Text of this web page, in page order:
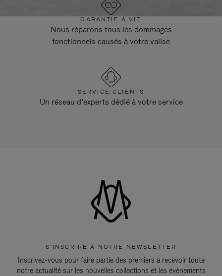
GARANTIE À VIE
Nous réparons tous les dommages
fonctionnels causés à votre valise
SERVICE CLIENTS
Un réseau d’experts dédié à votre service
S'INSCRIRE À NOTRE NEWSLETTER
Inscrivez-vous pour faire partie des premiers à recevoir toute
notre actualité sur les nouvelles collections et les évènements